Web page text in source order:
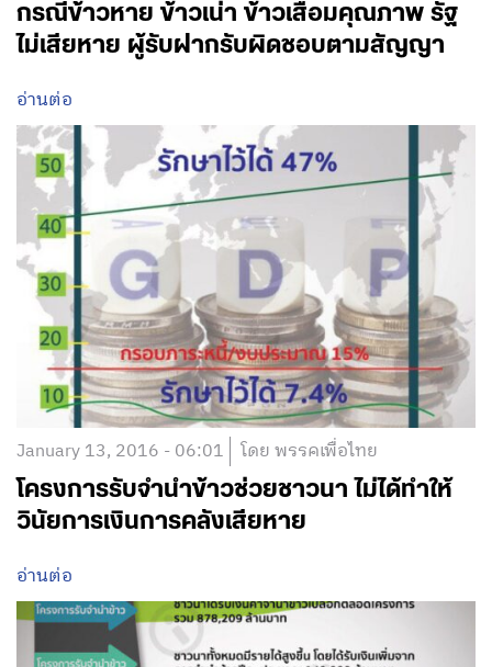
กรณีข้าวหาย ข้าวเน่า ข้าวเสื่อมคุณภาพ รัฐ
ไม่เสียหาย ผู้รับฝากรับผิดชอบตามสัญญา
อ่านต่อ
January 13, 2016 - 06:01 โดย พรรคเพื่อไทย
โครงการรับจำนำข้าวช่วยชาวนา ไม่ได้ทำให้
วินัยการเงินการคลังเสียหาย
อ่านต่อ